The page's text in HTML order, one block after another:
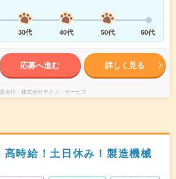
30代 40代 50代 60代
応募へ進む 詳しく見る
会社 株式会社テクノ・サービス
時給！土日休み！製造機械